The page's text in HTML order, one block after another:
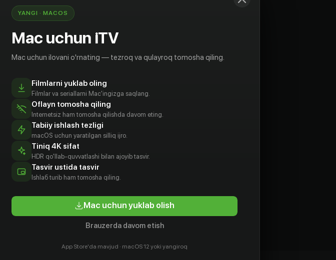
YANGI · MACOS
Mac uchun iTV
Mac uchun ilovani o'rnating — tezroq va qulayroq tomosha qiling.
Filmlarni yuklab oling
Filmlar va seriallarni Mac'ingizga saqlang.
Oflayn tomosha qiling
Internetsiz ham tomosha qilishda davom eting.
Tabiiy ishlash tezligi
macOS uchun yaratilgan silliq ijro.
Tiniq 4K sifat
HDR qo'llab-quvvatlashi bilan ajoyib tasvir.
Tasvir ustida tasvir
Ishlаб turib ham tomosha qiling.
Mac uchun yuklab olish
Brauzerda davom etish
App Store'da mavjud · macOS 12 yoki yangiroq